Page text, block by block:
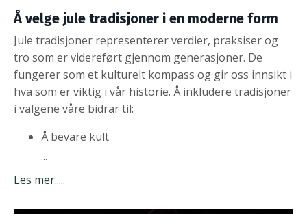
Å velge jule tradisjoner i en moderne form
Jule tradisjoner representerer verdier, praksiser og
tro som er videreført gjennom generasjoner. De
fungerer som et kulturelt kompass og gir oss innsikt i
hva som er viktig i vår historie. Å inkludere tradisjoner
i valgene våre bidrar til:
Å bevare kult
...
Les mer.....